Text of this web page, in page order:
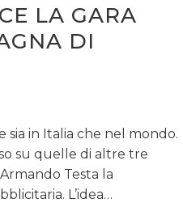
LA GARA
DI
sia in Italia che nel mondo.
su quelle di altre tre
Testa la
L’idea…